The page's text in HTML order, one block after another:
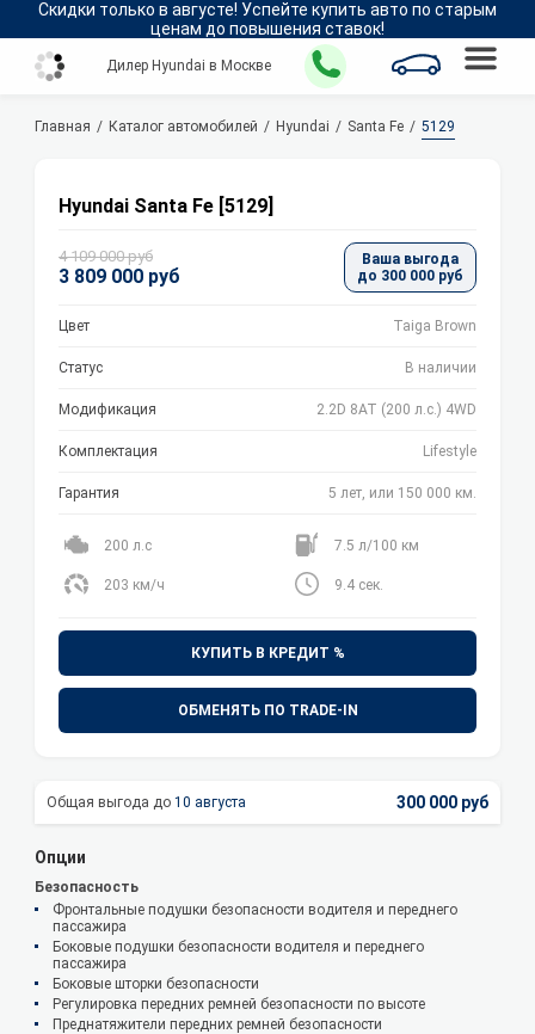
Скидки только в августе! Успейте купить авто по старым
ценам до повышения ставок!
Дилер Hyundai в Москве
Главная Каталог автомобилей Hyundai Santa Fe 5129
Hyundai Santa Fe [5129]
4 109 000 руб
3 809 000 руб
Ваша выгода
до 300 000 руб
Цвет Taiga Brown
Статус В наличии
Модификация 2.2D 8АТ (200 л.с.) 4WD
Комплектация Lifestyle
Гарантия 5 лет, или 150 000 км.
200 л.с 7.5 л/100 км
203 км/ч 9.4 сек.
КУПИТЬ В КРЕДИТ %
ОБМЕНЯТЬ ПО TRADE-IN
10 августа 300 000 руб
Опции
Безопасность
Фронтальные подушки безопасности водителя и переднего
пассажира
Боковые подушки безопасности водителя и переднего
пассажира
Боковые шторки безопасности
Регулировка передних ремней безопасности по высоте
Преднатяжители передних ремней безопасности